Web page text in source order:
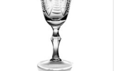
быстрый просмотр